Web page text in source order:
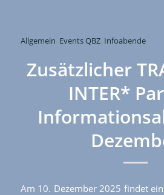
Allgemein, Events QBZ, Infoabende
Zusätzlicher
INTER*
Am 10. Dezember 2025 findet